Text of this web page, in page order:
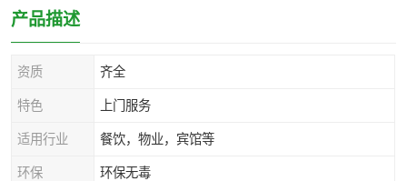
产品描述
资质 齐全
特色 上门服务
适用行业 餐饮，物业，宾馆等
环保 环保无毒